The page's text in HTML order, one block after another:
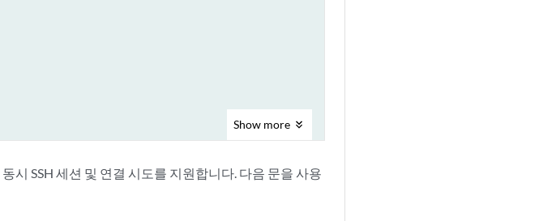
Show more
시 SSH 세션 및 연결 시도를 지원합니다. 다음 문을 사용